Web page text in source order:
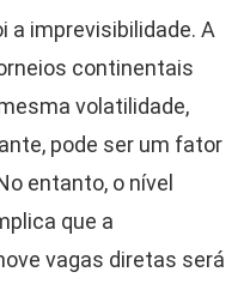
a imprevisibilidade. A
continentais
volatilidade,
pode ser um fator
entanto, o nível
que a
vagas diretas será